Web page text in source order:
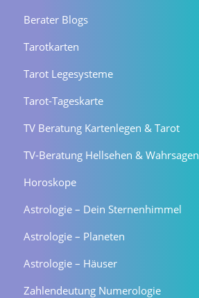
Berater Blogs
Tarotkarten
Tarot Legesysteme
Tarot-Tageskarte
TV Beratung Kartenlegen & Tarot
TV-Beratung Hellsehen & Wahrsagen
Horoskope
Astrologie – Dein Sternenhimmel
Astrologie – Planeten
Astrologie – Häuser
Zahlendeutung Numerologie